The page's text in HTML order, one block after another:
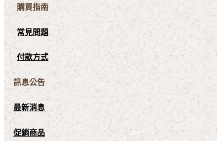
購買指南
常見問題
付款方式
訊息公告
最新消息
促銷商品